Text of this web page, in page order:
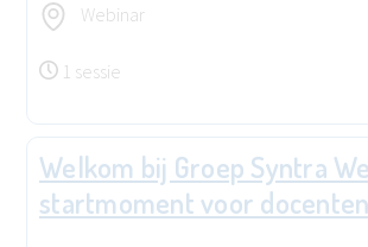
Webinar
1 sessie
Welkom bij Groep Syntra
startmoment voor docenten